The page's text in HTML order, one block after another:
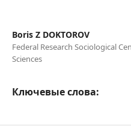
Boris Z DOKTOROV
Federal Research Sociological
Sciences
Ключевые слова: